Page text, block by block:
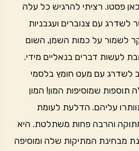
פסטו. רציתי להרגיש כל עלה
לשדרג עם צנוברים ועגבניות
לשמור על כמות השמן, השום
לעשות דברים בנאליים מידי.
לשדרג עם מעט חומץ בלסמי
תוספות שמוסיפות המון! המון
עליהם. הדלעת לעומת
והרבה פחות משתלטת. היא
מבחינת המתיקות שלה ומוסיפה